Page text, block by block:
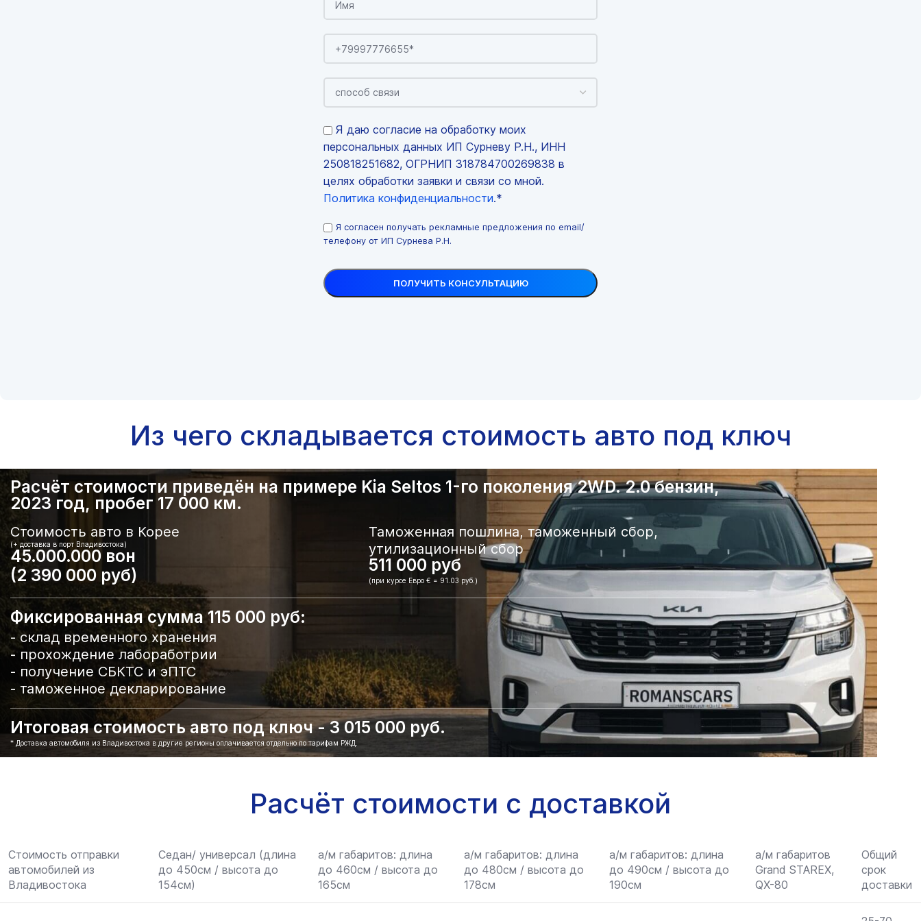
Я даю согласие на обработку моих
персональных данных ИП Сурневу Р.Н., ИНН
250818251682, ОГРНИП 318784700269838 в
целях обработки заявки и связи со мной.
Политика конфиденциальности.*
Я согласен получать рекламные предложения по email/
телефону от ИП Сурнева Р.Н.
Из чего складывается стоимость авто под ключ
Расчёт стоимости приведён на примере Kia Seltos 1-го поколения 2WD. 2.0 бензин,
2023 год, пробег 17 000 км.
Стоимость авто в Корее
(+ доставка в порт Владивостока)
45.000.000 вон
(2 390 000 руб)
Таможенная пошлина, таможенный сбор,
утилизационный сбор
511 000 руб
(при курсе Евро € = 91.03 руб.)
Фиксированная сумма 115 000 руб:
- склад временного хранения
- прохождение лабоработрии
- получение СБКТС и эПТС
- таможенное декларирование
Итоговая стоимость авто под ключ - 3 015 000 руб.
* Доставка автомобиля из Владивостока в другие регионы оплачивается отдельно по тарифам РЖД.
Расчёт стоимости с доставкой
Стоимость отправки
автомобилей из
Владивостока
Седан/ универсал (длина
до 450см / высота до
154см)
а/м габаритов: длина
до 460см / высота до
165см
а/м габаритов: длина
до 480см / высота до
178см
а/м габаритов: длина
до 490см / высота до
190см
а/м габаритов
Grand STAREX,
QX-80
Общий
срок
доставки